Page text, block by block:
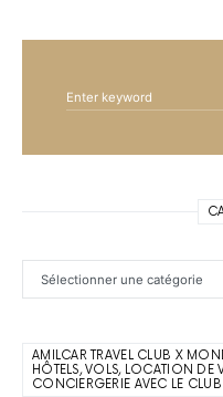
AMILCAR TRAVEL CLUB X
HÔTELS, VOLS, LOCATION DE
CONCIERGERIE AVEC LE